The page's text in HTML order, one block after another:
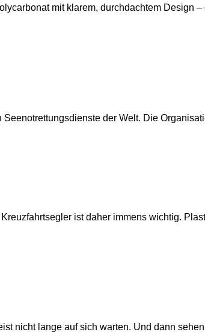
mit klarem, durchdachtem Design
der Welt. Die
ist daher immens wichtig.
nicht lange auf sich warten. Und dann